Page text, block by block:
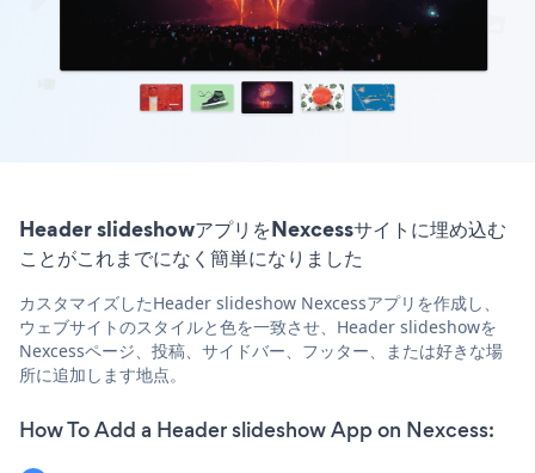
Header slideshowアプリをNexcessサイトに埋め込む
ことがこれまでになく簡単になりました
カスタマイズしたHeader slideshow Nexcessアプリを作成し、
ウェブサイトのスタイルと色を一致させ、Header slideshowを
Nexcessページ、投稿、サイドバー、フッター、または好きな場
所に追加します地点。
How To Add a Header slideshow App on Nexcess: